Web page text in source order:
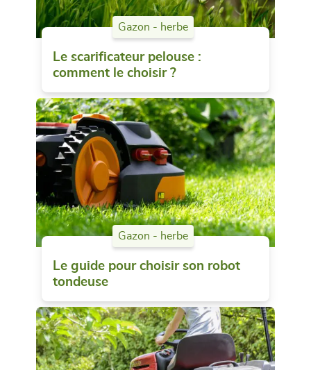
Gazon - herbe
Le scarificateur pelouse :
comment le choisir ?
Gazon - herbe
Le guide pour choisir son robot
tondeuse